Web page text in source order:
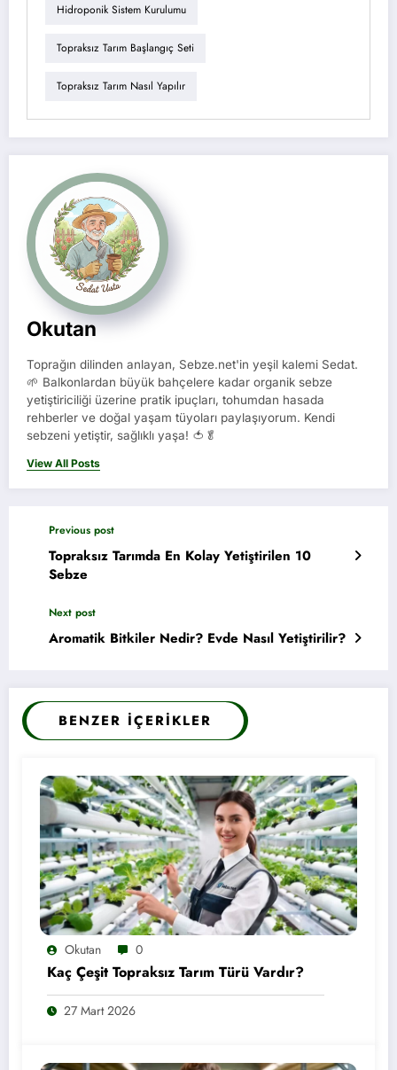
Hidroponik Sistem Kurulumu
Topraksız Tarım Başlangıç Seti
Topraksız Tarım Nasıl Yapılır
Okutan
Toprağın dilinden anlayan, Sebze.net'in yeşil kalemi Sedat.
🌱 Balkonlardan büyük bahçelere kadar organik sebze
yetiştiriciliği üzerine pratik ipuçları, tohumdan hasada
rehberler ve doğal yaşam tüyoları paylaşıyorum. Kendi
sebzeni yetiştir, sağlıklı yaşa! 🍅🥬
View All Posts
Previous post
Topraksız Tarımda En Kolay Yetiştirilen 10
Sebze
Next post
Aromatik Bitkiler Nedir? Evde Nasıl Yetiştirilir?
BENZER İÇERIKLER
Okutan 0
Kaç Çeşit Topraksız Tarım Türü Vardır?
27 Mart 2026